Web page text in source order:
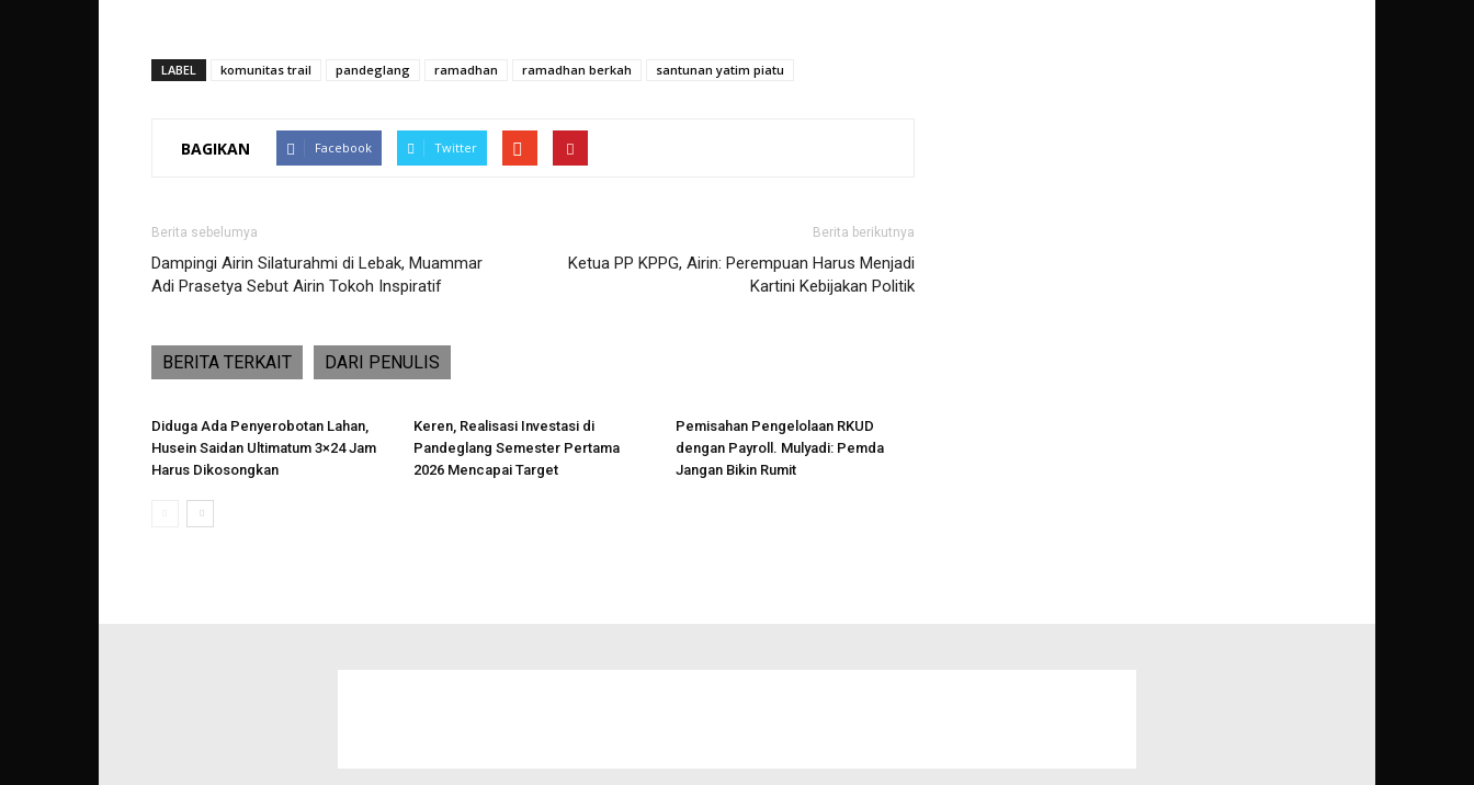
LABEL komunitas trail pandeglang ramadhan ramadhan berkah santunan yatim piatu
BAGIKAN Facebook Twitter
Berita sebelumya
Dampingi Airin Silaturahmi di Lebak, Muammar
Adi Prasetya Sebut Airin Tokoh Inspiratif
Berita berikutnya
Ketua PP KPPG, Airin: Perempuan Harus Menjadi
Kartini Kebijakan Politik
BERITA TERKAIT DARI PENULIS
Diduga Ada Penyerobotan Lahan,
Husein Saidan Ultimatum 3×24 Jam
Harus Dikosongkan
Keren, Realisasi Investasi di
Pandeglang Semester Pertama
2026 Mencapai Target
Pemisahan Pengelolaan RKUD
dengan Payroll. Mulyadi: Pemda
Jangan Bikin Rumit